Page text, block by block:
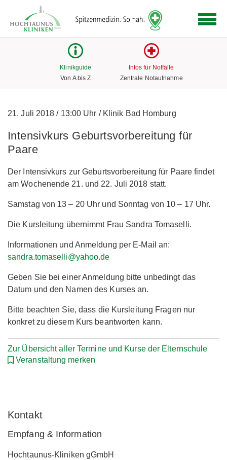
Link
zur
Klinikguide
Von A bis Z
Infos für Notfälle
Zentrale Notaufnahme
21. Juli 2018/13:00 Uhr /Klinik Bad Homburg
Intensivkurs Geburtsvorbereitung für
Paare
Der Intensivkurs zur Geburtsvorbereitung für Paare findet
am Wochenende 21. und 22. Juli 2018 statt.
Samstag von 13 – 20 Uhr und Sonntag von 10 – 17 Uhr.
Die Kursleitung übernimmt Frau Sandra Tomaselli.
Informationen und Anmeldung per E-Mail an:
sandra.tomaselli@yahoo.de
Geben Sie bei einer Anmeldung bitte unbedingt das
Datum und den Namen des Kurses an.
Bitte beachten Sie, dass die Kursleitung Fragen nur
konkret zu diesem Kurs beantworten kann.
Zur Übersicht aller Termine und Kurse der Elternschule
Veranstaltung merken
Kontakt
Empfang & Information
Hochtaunus-Kliniken gGmbH